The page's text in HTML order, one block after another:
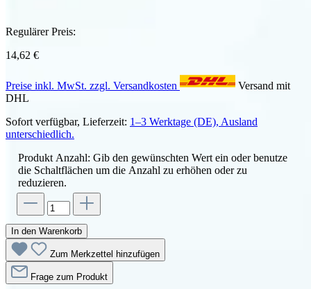
Regulärer Preis:
14,62 €
Preise inkl. MwSt. zzgl. Versandkosten
Versand mit
DHL
Sofort verfügbar, Lieferzeit: 1–3 Werktage (DE), Ausland
unterschiedlich.
Produkt Anzahl: Gib den gewünschten Wert ein oder benutze
die Schaltflächen um die Anzahl zu erhöhen oder zu
reduzieren.
In den Warenkorb
Zum Merkzettel hinzufügen
Frage zum Produkt